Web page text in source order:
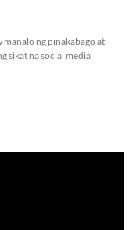
ng pinakabago at
sikat na social media